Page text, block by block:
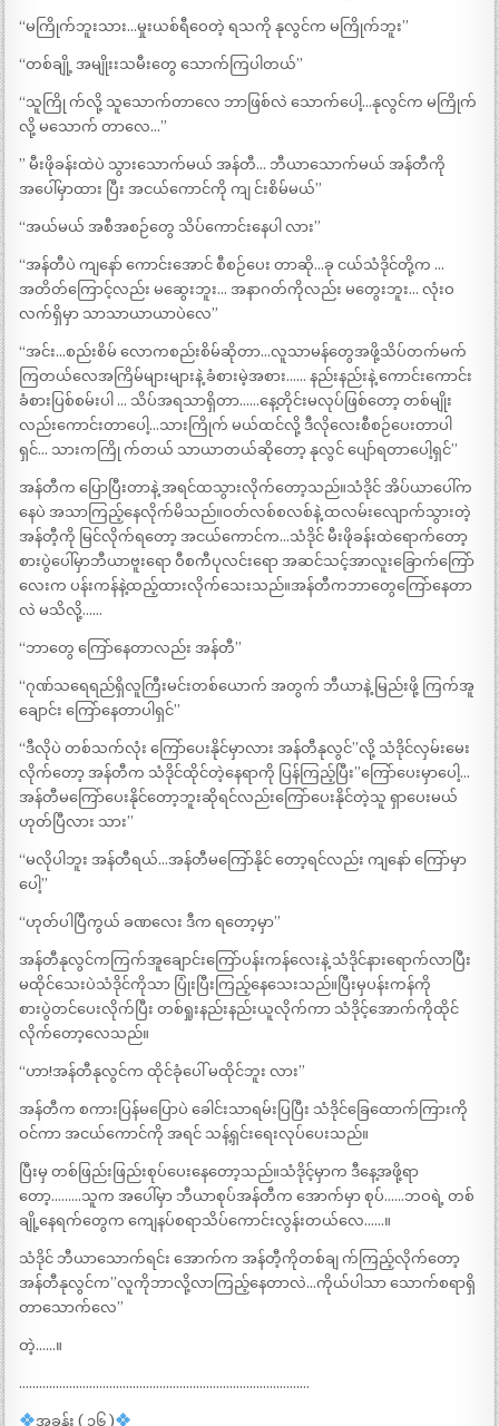
“မကြိုက်ဘူးသား…မှုးယစ်ရီဝေတဲ့ ရသကို နုလွင်က မကြိုက်ဘူး”
“တစ်ချို့ အမျိုးးသမီးတွေ သောက်ကြပါတယ်”
“သူကြို က်လို့ သူသောက်တာလေ ဘာဖြစ်လဲ သောက်ပေါ့…နုလွင်က မကြိုက်
လို့ မသောက် တာလေ…”
” မီးဖိုခန်းထဲပဲ သွားသောက်မယ် အန်တီ… ဘီယာသောက်မယ် အန်တီကို
အပေါ်မှာထား ပြီး အငယ်ကောင်ကို ကျ င်းစိမ်မယ်”
“အယ်မယ် အစီအစဉ်တွေ သိပ်ကောင်းနေပါ လား”
“အန်တီပဲ ကျနော် ကောင်းအောင် စီစဉ်ပေး တာဆို…ခု ငယ်သံဒိုင်တို့က …
အတိတ်ကြောင့်လည်း မဆွေးဘူး… အနာဂတ်ကိုလည်း မတွေးဘူး… လုံးဝ
လက်ရှိမှာ သာသာယာယာပဲလေ”
“အင်း…စည်းစိမ် လောကစည်းစိမ်ဆိုတာ…လူသာမန်တွေအဖို့သိပ်တက်မက်
ကြတယ်လေအကြိမ်များများနဲ့ ခံစားမဲ့အစား…… နည်းနည်းနဲ့ ကောင်းကောင်း
ခံစားပြစ်စမ်းပါ … သိပ်အရသာရှိတာ……နေ့တိုင်းမလုပ်ဖြစ်တော့ တစ်မျိုး
လည်းကောင်းတာပေါ့…သားကြိုက် မယ်ထင်လို့ ဒီလိုလေးစီစဉ်ပေးတာပါ
ရှင်… သားကကြို က်တယ် သာယာတယ်ဆိုတော့ နုလွင် ပျော်ရတာပေါ့ရှင်”
အန်တီက ပြောပြီးတာနဲ့ အရင်ထသွားလိုက်တော့သည်။သံဒိုင် အိပ်ယာပေါ်က
နေပဲ အသာကြည့်နေလိုက်မိသည်။ဝတ်လစ်စလစ်နဲ့ ထလမ်းလျောက်သွားတဲ့
အန်တီ့ကို မြင်လိုက်ရတော့ အငယ်ကောင်က…သံဒိုင် မီးဖိုခန်းထဲရောက်တော့
စားပွဲပေါ်မှာဘီယာဗူးရော ဝီစကီပုလင်းရော အဆင်သင့်အာလူးခြောက်ကြော်
လေးက ပန်းကန်နဲ့ထည့်ထားလိုက်သေးသည်။အန်တီကဘာတွေကြော်နေတာ
လဲ မသိလို့……
“ဘာတွေ ကြော်နေတာလည်း အန်တီ”
“ဂုဏ်သရေရည်ရှိလူကြီးမင်းတစ်ယောက် အတွက် ဘီယာနဲ့ မြည်းဖို့ ကြက်အူ
ချောင်း ကြော်နေတာပါရှင်”
“ဒီလိုပဲ တစ်သက်လုံး ကြော်ပေးနိုင်မှာလား အန်တီနုလွင်”လို့ သံဒိုင်လှမ်းမေး
လိုက်တော့ အန်တီက သံဒိုင်ထိုင်တဲ့နေရာကို ပြန်ကြည့်ပြီး”ကြော်ပေးမှာပေါ့…
အန်တီမကြော်ပေးနိုင်တော့ဘူးဆိုရင်လည်းကြော်ပေးနိုင်တဲ့သူ ရှာပေးမယ်
ဟုတ်ပြီလား သား”
“မလိုပါဘူး အန်တီရယ်…အန်တီမကြော်နိုင် တော့ရင်လည်း ကျနော် ကြော်မှာ
ပေါ့”
“ဟုတ်ပါပြီကွယ် ခဏလေး ဒီက ရတော့မှာ”
အန်တီနုလွင်ကကြက်အူချောင်းကြော်ပန်းကန်လေးနဲ့ သံဒိုင်နားရောက်လာပြီး
မထိုင်သေးပဲသံဒိုင်ကိုသာ ပြုံးပြီးကြည့်နေသေးသည်။ပြီးမှပန်းကန်ကို
စားပွဲတင်ပေးလိုက်ပြီး တစ်ရှုးနည်းနည်းယူလိုက်ကာ သံဒိုင့်အောက်ကိုထိုင်
လိုက်တော့လေသည်။
“ဟာ!အန်တီနုလွင်က ထိုင်ခုံပေါ် မထိုင်ဘူး လား”
အန်တီက စကားပြန်မပြောပဲ ခေါင်းသာရမ်းပြပြီး သံဒိုင်ခြေထောက်ကြားကို
ဝင်ကာ အငယ်ကောင်ကို အရင် သန့်ရှင်းရေးလုပ်ပေးသည်။
ပြီးမှ တစ်ဖြည်းဖြည်းစုပ်ပေးနေတော့သည်။သံဒိုင့်မှာက ဒီနေ့အဖို့ရာ
တော့………သူက အပေါ်မှာ ဘီယာစုပ်အန်တီက အောက်မှာ စုပ်……ဘဝရဲ့ တစ်
ချို့နေရက်တွေက ကျေနပ်စရာသိပ်ကောင်းလွန်းတယ်လေ……။
သံဒိုင် ဘီယာသောက်ရင်း အောက်က အန်တီ့ကိုတစ်ချ က်ကြည့်လိုက်တော့
အန်တီနုလွင်က”လူကိုဘာလို့လာကြည့်နေတာလဲ…ကိုယ်ပါသာ သောက်စရာရှိ
တာသောက်လေ”
တဲ့……။
……………………………………………………………………………
အခန်း ( ၁၆ )